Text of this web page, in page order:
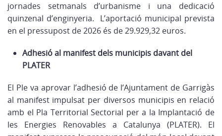
jornades setmanals d’urbanisme i una dedicació
quinzenal d’enginyeria. L’aportació municipal prevista
en el pressupost de 2026 és de 29.929,32 euros.
Adhesió al manifest dels municipis davant del
PLATER
El Ple va aprovar l’adhesió de l’Ajuntament de Garrigàs
al manifest impulsat per diversos municipis en relació
amb el Pla Territorial Sectorial per a la Implantació de
les Energies Renovables a Catalunya (PLATER). El